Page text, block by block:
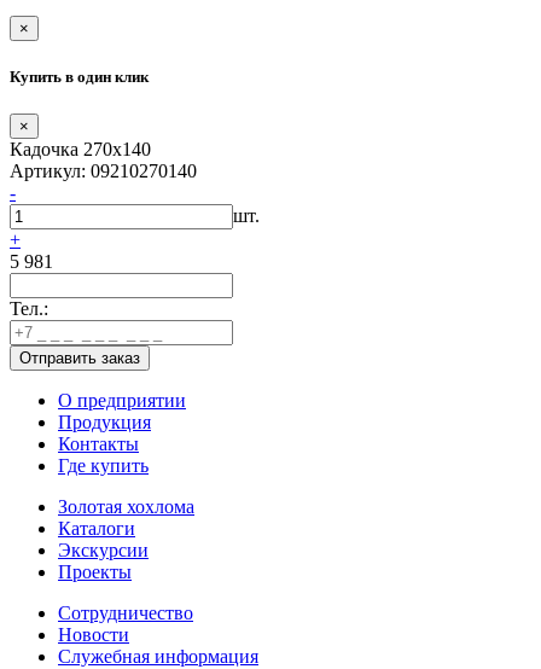
×
Купить в один клик
×
Кадочка 270х140
Артикул: 09210270140
-
шт.
+
5 981
Тел.:
О предприятии
Продукция
Контакты
Где купить
Золотая хохлома
Каталоги
Экскурсии
Проекты
Сотрудничество
Новости
Служебная информация